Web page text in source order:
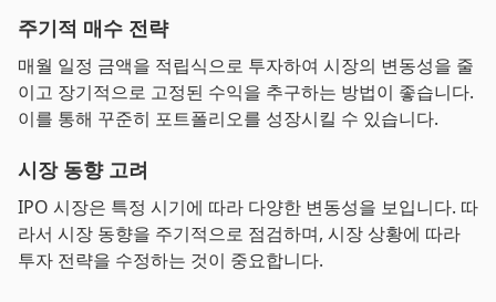
주기적 매수 전략
매월 일정 금액을 적립식으로 투자하여 시장의 변동성을 줄
이고 장기적으로 고정된 수익을 추구하는 방법이 좋습니다.
이를 통해 꾸준히 포트폴리오를 성장시킬 수 있습니다.
시장 동향 고려
IPO 시장은 특정 시기에 따라 다양한 변동성을 보입니다. 따
라서 시장 동향을 주기적으로 점검하며, 시장 상황에 따라
투자 전략을 수정하는 것이 중요합니다.